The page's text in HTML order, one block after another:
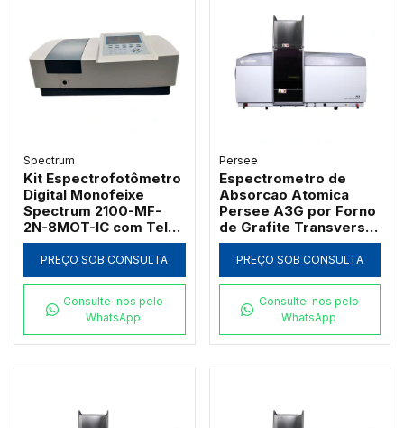
Spectrum
Kit Espectrofotômetro
Digital Monofeixe
Spectrum 2100-MF-
2N-8MOT-IC com Tela
de 7" Banda 2nm 21
CFR e Carrossel 8
Posições
PREÇO SOB CONSULTA
Consulte-nos pelo
WhatsApp
Persee
Espectrometro de
Absorcao Atomica
Persee A3G por Forno
de Grafite Transversal
com Correcao D2 e SR
PREÇO SOB CONSULTA
Consulte-nos pelo
WhatsApp